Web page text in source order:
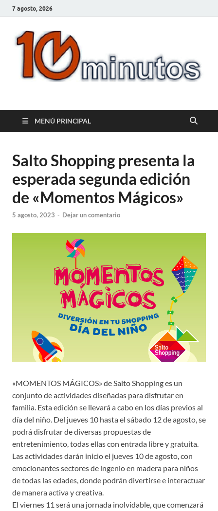
7 agosto, 2026
10minutos.com.uy
MENÚ PRINCIPAL
Salto Shopping presenta la
esperada segunda edición
de «Momentos Mágicos»
5 agosto, 2023 - Dejar un comentario
«MOMENTOS MÁGICOS» de Salto Shopping es un
conjunto de actividades diseñadas para disfrutar en
familia. Esta edición se llevará a cabo en los días previos al
día del niño. Del jueves 10 hasta el sábado 12 de agosto, se
podrá disfrutar de diversas propuestas de
entretenimiento, todas ellas con entrada libre y gratuita.
Las actividades darán inicio el jueves 10 de agosto, con
emocionantes sectores de ingenio en madera para niños
de todas las edades, donde podrán divertirse e interactuar
de manera activa y creativa.
El viernes 11 será una jornada inolvidable, que comenzará